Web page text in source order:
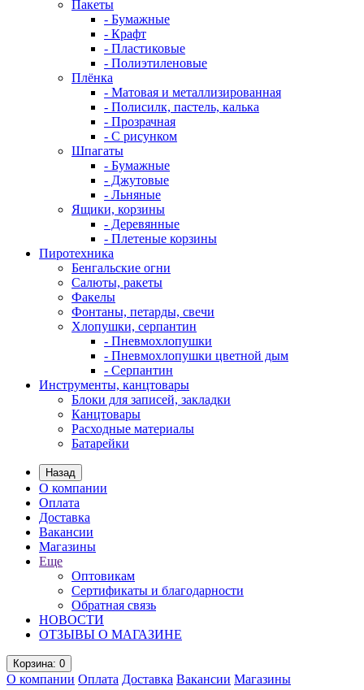
Пакеты
- Бумажные
- Крафт
- Пластиковые
- Полиэтиленовые
Плёнка
- Матовая и металлизированная
- Полисилк, пастель, калька
- Прозрачная
- С рисунком
Шпагаты
- Бумажные
- Джутовые
- Льняные
Ящики, корзины
- Деревянные
- Плетеные корзины
Пиротехника
Бенгальские огни
Салюты, ракеты
Факелы
Фонтаны, петарды, свечи
Хлопушки, серпантин
- Пневмохлопушки
- Пневмохлопушки цветной дым
- Серпантин
Инструменты, канцтовары
Блоки для записей, закладки
Канцтовары
Расходные материалы
Батарейки
Назад
О компании
Оплата
Доставка
Вакансии
Магазины
Еще
Оптовикам
Сертификаты и благодарности
Обратная связь
НОВОСТИ
ОТЗЫВЫ О МАГАЗИНЕ
Корзина: 0
О компании Оплата Доставка Вакансии Магазины